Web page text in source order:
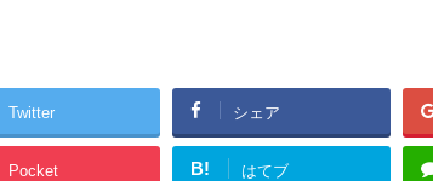
Twitter シェア
Pocket B! はてブ